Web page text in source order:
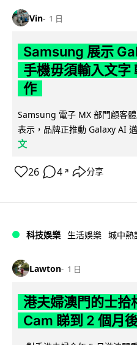
Vin 1 日
Samsung 展示
手機毋須輸入文字
作
Samsung 電子 MX 部門顧客
表示，品牌正推動 Galaxy AI
文
26 4 ↗ 分享
科技娛樂 生活娛樂 城中熱
Lawton 1 日
港夫婦澳門的士拾
Cam 睇到 2 個月